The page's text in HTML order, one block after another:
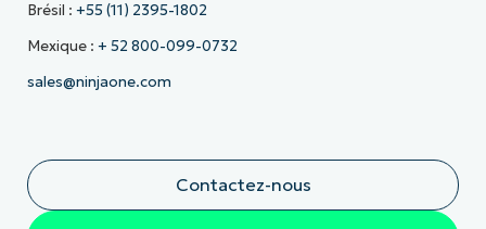
Brésil : +55 (11) 2395-1802
Mexique : + 52 800-099-0732
sales@ninjaone.com
Contactez-nous